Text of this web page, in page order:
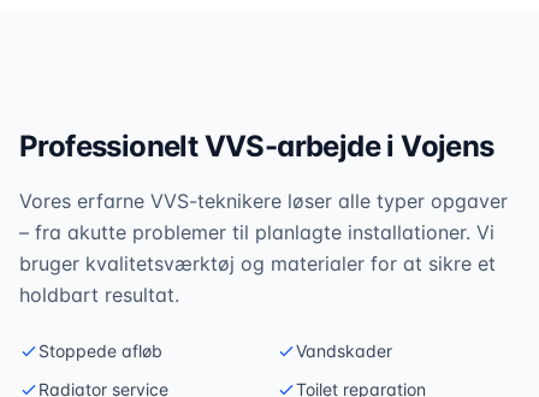
Professionelt VVS-arbejde iVojens
Vores erfarne VVS-teknikere løser alle typer opgaver
– fra akutte problemer til planlagte installationer. Vi
bruger kvalitetsværktøj og materialer for at sikre et
holdbart resultat.
Stoppede afløb
Vandskader
Radiator service
Toilet reparation